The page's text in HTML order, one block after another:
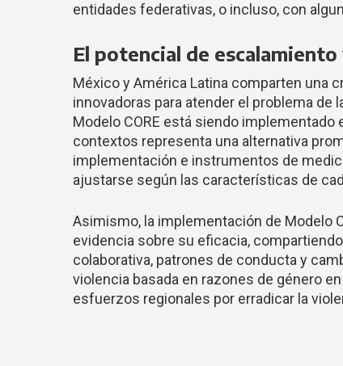
entidades federativas, o incluso, con
El potencial de
México y América Latina comparten una
innovadoras para atender el problema de
Modelo CORE está siendo implementado
contextos representa una alternativa
implementación e instrumentos de
ajustarse según las características de
Asimismo, la implementación de Modelo
evidencia sobre su eficacia,
colaborativa, patrones de conducta y
violencia basada en razones de género
esfuerzos regionales por erradicar la